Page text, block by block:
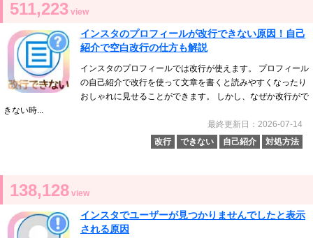
511,223 view
インスタのプロフィールが改行できない原因！自己
紹介で空白改行の仕方も解説
インスタのプロフィールでは改行が使えます。 プロフィール
の自己紹介で改行を使って文章を書くと読みやすくなったり
おしゃれに見せることができます。 しかし、なぜか改行がで
きない時...
最終更新日：2026-07-14
改行
できない 自己紹介 対処方法
138,128 view
インスタでユーザーが見つかりませんでしたと表示
される原因